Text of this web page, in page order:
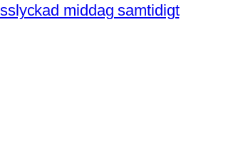
middag samtidigt